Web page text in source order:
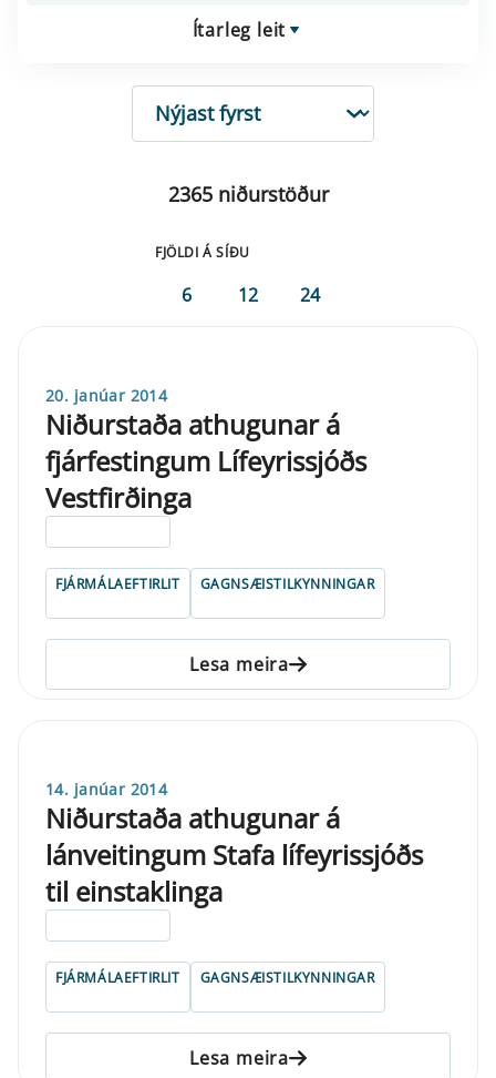
Ítarleg leit
RÖÐUN
2365 niðurstöður
FJÖLDI Á SÍÐU
6 12 24
20. janúar 2014
Niðurstaða athugunar á
fjárfestingum Lífeyrissjóðs
Vestfirðinga
FJÁRMÁLAEFTIRLIT GAGNSÆISTILKYNNINGAR
Lesa meira
14. janúar 2014
Niðurstaða athugunar á
lánveitingum Stafa lífeyrissjóðs
til einstaklinga
FJÁRMÁLAEFTIRLIT GAGNSÆISTILKYNNINGAR
Lesa meira